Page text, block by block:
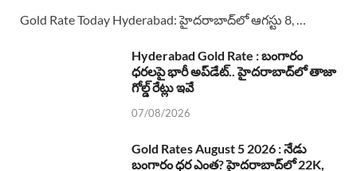
Gold Rate Today Hyderabad: హైదరాబాద్‌లో ఆగస్టు 8, …
Hyderabad Gold Rate : బంగారం
ధరలపై భారీ అప్‌డేట్.. హైదరాబాద్‌లో తాజా
గోల్డ్ రేట్లు ఇవే
07/08/2026
Gold Rates August 5 2026 : నేడు
బంగారం ధర ఎంత? హైదరాబాద్‌లో 22K,